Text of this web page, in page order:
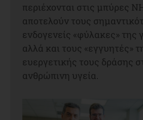
περιέχονται στις μπύρες
αποτελούν τους
ενδογενείς «φύλακες» της
αλλά και τους «εγγυητές»
ευεργετικής τους δράσης
ανθρώπινη υγεία.